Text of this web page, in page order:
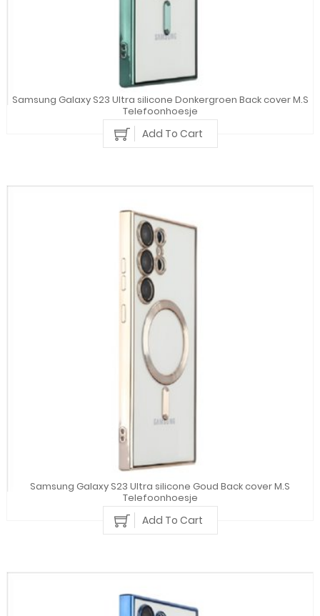
Samsung Galaxy S23 Ultra silicone Donkergroen Back cover M.S
Telefoonhoesje
Add To Cart
Samsung Galaxy S23 Ultra silicone Goud Back cover M.S
Telefoonhoesje
Add To Cart